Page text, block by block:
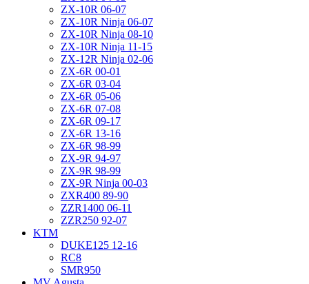
ZX-10R 06-07
ZX-10R Ninja 06-07
ZX-10R Ninja 08-10
ZX-10R Ninja 11-15
ZX-12R Ninja 02-06
ZX-6R 00-01
ZX-6R 03-04
ZX-6R 05-06
ZX-6R 07-08
ZX-6R 09-17
ZX-6R 13-16
ZX-6R 98-99
ZX-9R 94-97
ZX-9R 98-99
ZX-9R Ninja 00-03
ZXR400 89-90
ZZR1400 06-11
ZZR250 92-07
KTM
DUKE125 12-16
RC8
SMR950